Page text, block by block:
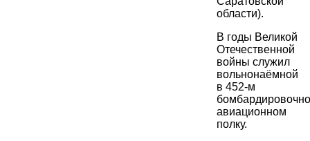
области).
В годы Великой
Отечественной
войны служил
вольнонаёмной
в 452-м
авиационном
полку.